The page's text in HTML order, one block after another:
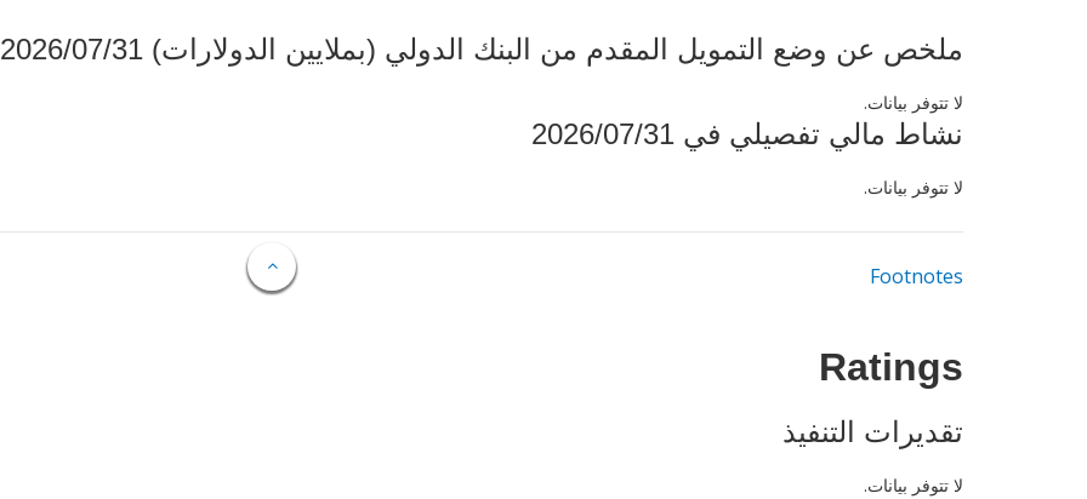
ملخص عن وضع التمويل المقدم من البنك الدولي (بملايين الدولارات) 2026/07/31
لا تتوفر بيانات.
نشاط مالي تفصيلي في 2026/07/31
لا تتوفر بيانات.
Footnotes
Ratings
تقديرات التنفيذ
لا تتوفر بيانات.